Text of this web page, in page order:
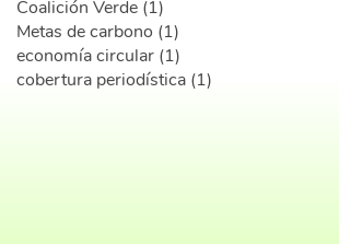
Coalición Verde (1)
Metas de carbono (1)
economía circular (1)
cobertura periodística (1)